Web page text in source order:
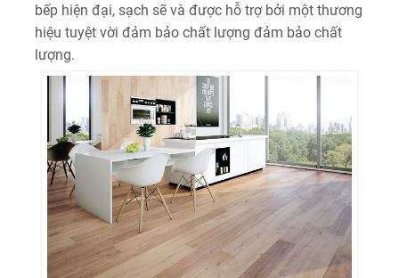
bếp hiện đại, sạch sẽ và được hỗ trợ bởi một thương
hiệu tuyệt vời đảm bảo chất lượng đảm bảo chất
lượng.